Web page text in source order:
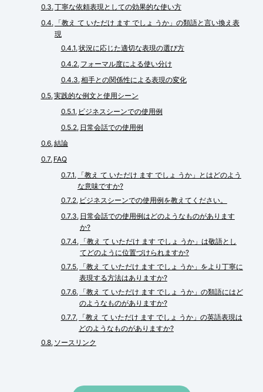
丁寧な依頼表現としての効果的な使い方
「教え て いただけ ます でしょ うか」の類語と言い換え表
現
状況に応じた適切な表現の選び方
フォーマル度による使い分け
相手との関係性による表現の変化
実践的な例文と使用シーン
ビジネスシーンでの使用例
日常会話での使用例
結論
FAQ
「教え て いただけ ます でしょ うか」とはどのよう
な意味ですか?
ビジネスシーンでの使用例を教えてください。
日常会話での使用例はどのようなものがあります
か?
「教え て いただけ ます でしょ うか」は敬語とし
てどのように位置づけられますか?
「教え て いただけ ます でしょ うか」をより丁寧に
表現する方法はありますか?
「教え て いただけ ます でしょ うか」の類語にはど
のようなものがありますか?
「教え て いただけ ます でしょ うか」の英語表現は
どのようなものがありますか?
ソースリンク